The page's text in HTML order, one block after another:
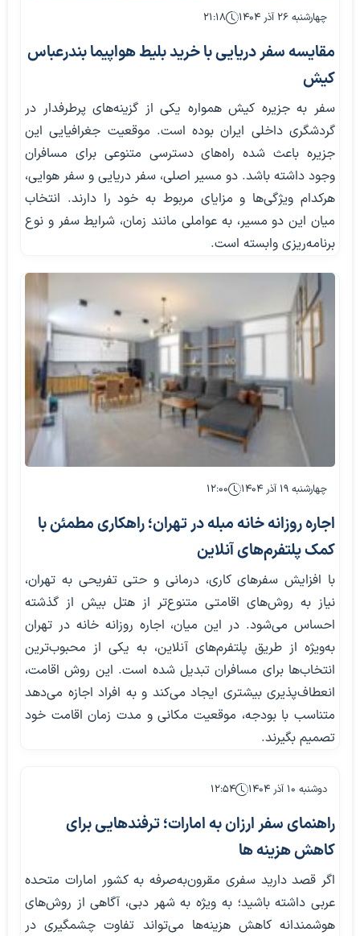
چهارشنبه ۲۶ آذر ۱۴۰۴ ۲۱:۱۸
مقایسه سفر دریایی با خرید بلیط هواپیما بندرعباس
کیش
سفر به جزیره کیش همواره یکی از گزینه‌های پرطرفدار در
گردشگری داخلی ایران بوده است. موقعیت جغرافیایی این
جزیره باعث شده راه‌های دسترسی متنوعی برای مسافران
وجود داشته باشد. دو مسیر اصلی، سفر دریایی و سفر هوایی،
هرکدام ویژگی‌ها و مزایای مربوط به خود را دارند. انتخاب
میان این دو مسیر، به عواملی مانند زمان، شرایط سفر و نوع
برنامه‌ریزی وابسته است.
چهارشنبه ۱۹ آذر ۱۴۰۴ ۱۲:۰۰
اجاره روزانه خانه مبله در تهران؛ راهکاری مطمئن با
کمک پلتفرم‌های آنلاین
با افزایش سفرهای کاری، درمانی و حتی تفریحی به تهران،
نیاز به روش‌های اقامتی متنوع‌تر از هتل بیش از گذشته
احساس می‌شود. در این میان، اجاره روزانه خانه در تهران
به‌ویژه از طریق پلتفرم‌های آنلاین، به یکی از محبوب‌ترین
انتخاب‌ها برای مسافران تبدیل شده است. این روش اقامت،
انعطاف‌پذیری بیشتری ایجاد می‌کند و به افراد اجازه می‌دهد
متناسب با بودجه، موقعیت مکانی و مدت زمان اقامت خود
تصمیم بگیرند.
دوشنبه ۱۰ آذر ۱۴۰۴ ۱۲:۵۴
راهنمای سفر ارزان به امارات؛ ترفندهایی برای
کاهش هزینه ها
اگر قصد دارید سفری مقرون‌به‌صرفه به کشور امارات متحده
عربی داشته باشید؛ به ویژه به شهر دبی، آگاهی از روش‌های
هوشمندانه کاهش هزینه‌ها می‌تواند تفاوت چشمگیری در